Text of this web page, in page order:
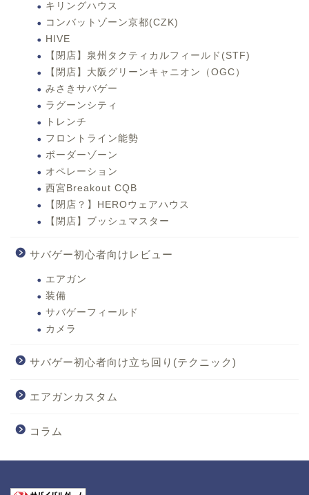
キリングハウス
コンバットゾーン京都(CZK)
HIVE
【閉店】泉州タクティカルフィールド(STF)
【閉店】大阪グリーンキャニオン（OGC）
みさきサバゲー
ラグーンシティ
トレンチ
フロントライン能勢
ボーダーゾーン
オペレーション
西宮Breakout CQB
【閉店？】HEROウェアハウス
【閉店】ブッシュマスター
サバゲー初心者向けレビュー
エアガン
装備
サバゲーフィールド
カメラ
サバゲー初心者向け立ち回り(テクニック)
エアガンカスタム
コラム